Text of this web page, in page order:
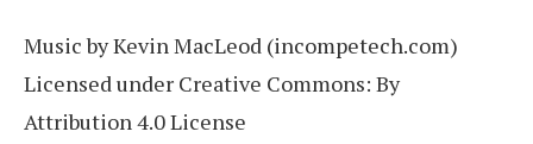
Music by Kevin MacLeod (incompetech.com)
Licensed under Creative Commons: By
Attribution 4.0 License